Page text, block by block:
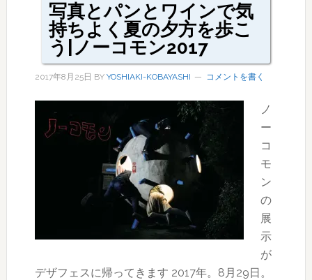
写真とパンとワインで気
持ちよく夏の夕方を歩こ
う|ノーコモン2017
2017年8月25日 BY YOSHIAKI-KOBAYASHI コメントを書く
ノ
ー
コ
モ
ン
の
展
示
が
デザフェスに帰ってきます 2017年。8月29日。